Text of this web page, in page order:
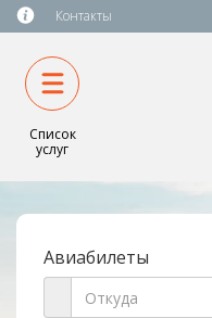
Контакты
Список
услуг
Авиабилеты